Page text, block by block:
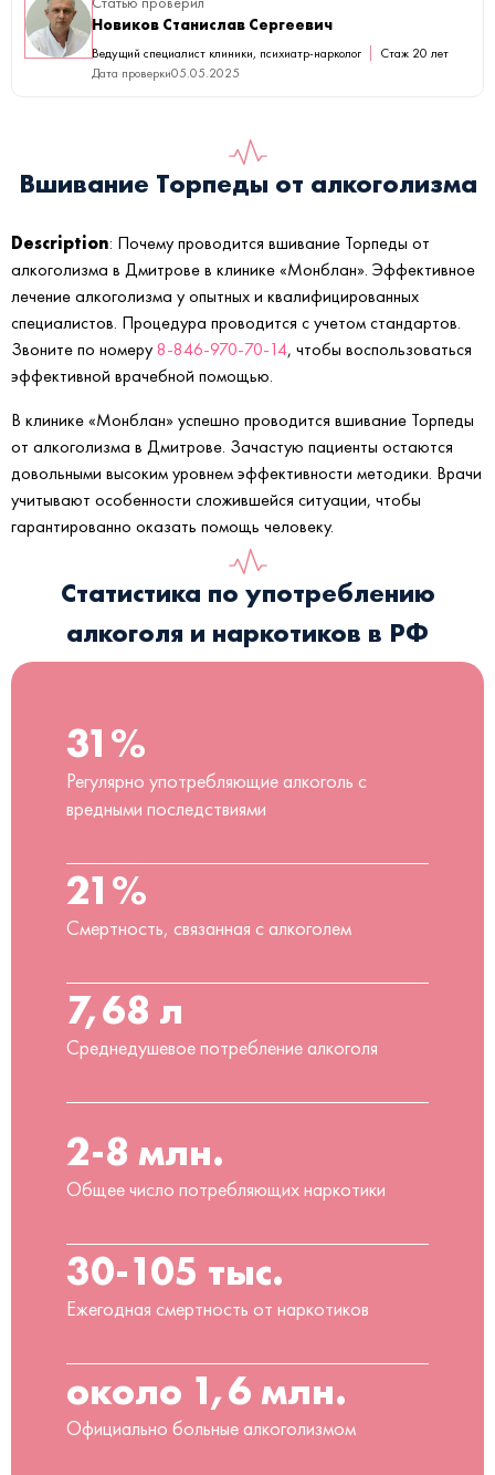
Новиков Станислав Сергеевич
Ведущий специалист клиники, психиатр-нарколог
Стаж 20 лет
Дата проверки05.05.2025
Вшивание Торпеды от алкоголизма
Description: Почему проводится вшивание Торпеды от
алкоголизма в Дмитрове в клинике «Монблан». Эффективное
лечение алкоголизма у опытных и квалифицированных
специалистов. Процедура проводится с учетом стандартов.
Звоните по номеру 8-846-970-70-14, чтобы воспользоваться
эффективной врачебной помощью.
В клинике «Монблан» успешно проводится вшивание Торпеды
от алкоголизма в Дмитрове. Зачастую пациенты остаются
довольными высоким уровнем эффективности методики. Врачи
учитывают особенности сложившейся ситуации, чтобы
гарантированно оказать помощь человеку.
Статистика по употреблению
алкоголя и наркотиков в РФ
31%
Регулярно употребляющие алкоголь с
вредными последствиями
21%
Смертность, связанная с алкоголем
7,68 л
Среднедушевое потребление алкоголя
2-8 млн.
Общее число потребляющих наркотики
30-105 тыс.
Ежегодная смертность от наркотиков
около 1,6 млн.
Официально больные алкоголизмом